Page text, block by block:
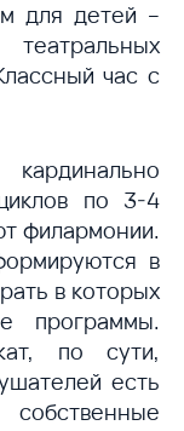
для детей –
час с
по 3-4
филармонии.
в
в которых
программы.
по сути,
есть